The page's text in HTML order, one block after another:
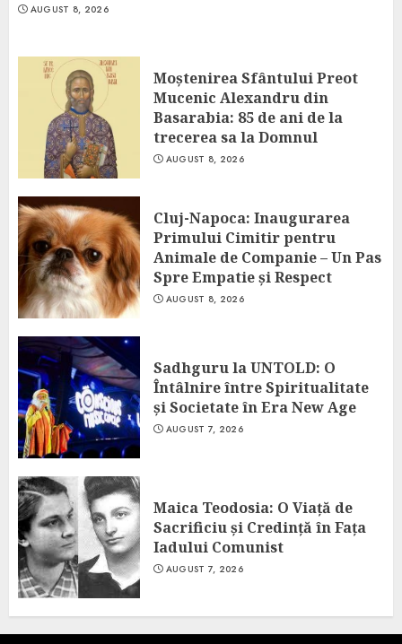
AUGUST 8, 2026
Moștenirea Sfântului Preot
Mucenic Alexandru din
Basarabia: 85 de ani de la
trecerea sa la Domnul
AUGUST 8, 2026
Cluj-Napoca: Inaugurarea
Primului Cimitir pentru
Animale de Companie – Un Pas
Spre Empatie și Respect
AUGUST 8, 2026
Sadhguru la UNTOLD: O
Întâlnire între Spiritualitate
și Societate în Era New Age
AUGUST 7, 2026
Maica Teodosia: O Viață de
Sacrificiu și Credință în Fața
Iadului Comunist
AUGUST 7, 2026